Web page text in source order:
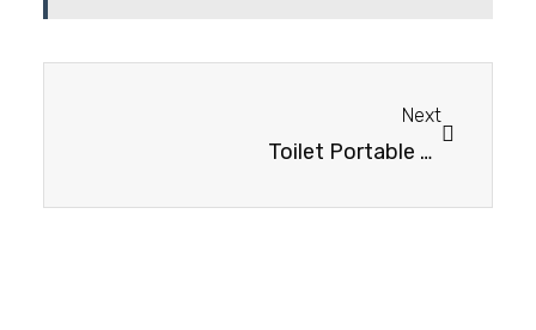
Next
Toilet Portable Deluxe+